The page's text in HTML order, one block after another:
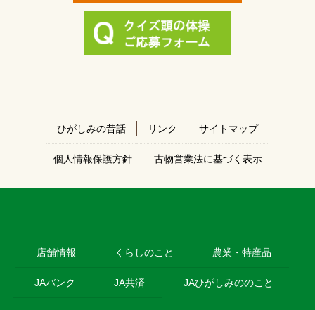
ひがしみの昔話 リンク サイトマップ
個人情報保護方針 古物営業法に基づく表示
店舗情報 くらしのこと 農業・特産品
JAバンク JA共済 JAひがしみののこと